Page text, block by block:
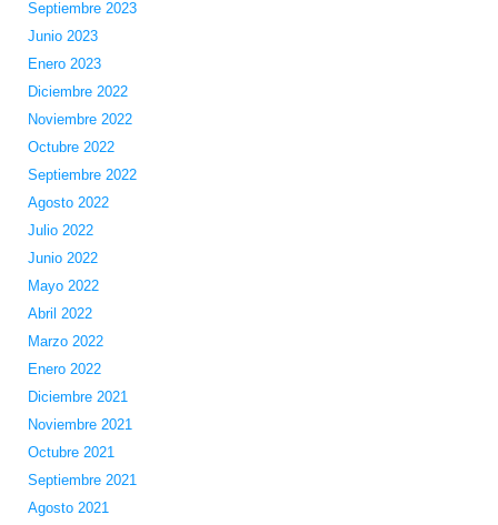
Septiembre 2023
Junio 2023
Enero 2023
Diciembre 2022
Noviembre 2022
Octubre 2022
Septiembre 2022
Agosto 2022
Julio 2022
Junio 2022
Mayo 2022
Abril 2022
Marzo 2022
Enero 2022
Diciembre 2021
Noviembre 2021
Octubre 2021
Septiembre 2021
Agosto 2021